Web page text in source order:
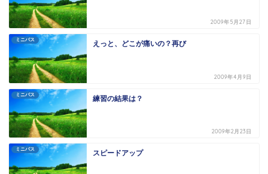
2009年5月27日
ミニバス えっと、どこが痛いの？再び
2009年4月9日
ミニバス 練習の結果は？
2009年2月23日
ミニバス スピードアップ